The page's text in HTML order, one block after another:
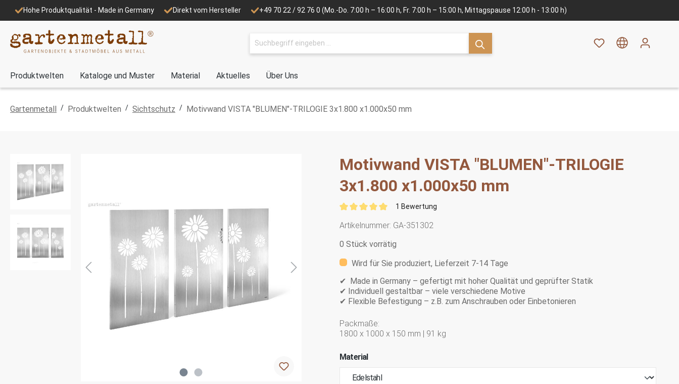
Hohe Produktqualität - Made in Germany Direkt vom Hersteller +49 70 22 / 92 76 0 (Mo.-Do. 7:00 h – 16:00 h, Fr. 7:00 h – 15:00 h, Mittagspause 12:00 h - 13:00 h)
Produktwelten Kataloge und Muster Material Aktuelles Über Uns
Gartenmetall / Produktwelten / Sichtschutz / Motivwand VISTA "BLUMEN"-TRILOGIE 3x1.800 x1.000x50 mm
Motivwand VISTA "BLUMEN"-TRILOGIE
3x1.800 x1.000x50 mm
1 Bewertung
Artikelnummer: GA-351302
0 Stück vorrätig
Wird für Sie produziert, Lieferzeit 7-14 Tage
✔ Made in Germany – gefertigt mit hoher Qualität und geprüfter Statik
✔ Individuell gestaltbar – viele verschiedene Motive
✔ Flexible Befestigung – z.B. zum Anschrauben oder Einbetonieren
Packmaße:
1800 x 1000 x 150 mm | 91 kg
Material